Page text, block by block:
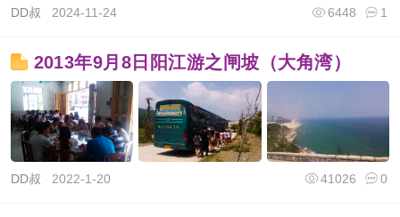
DD叔 2024-11-24 1
6448
2013年9月8日阳江游之闸坡（大角湾）
DD叔 2022-1-20 0
41026